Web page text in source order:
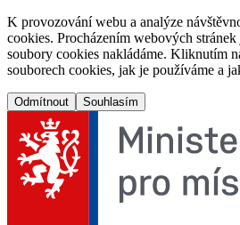
K provozování webu a analýze
cookies. Procházením webových
soubory cookies nakládáme. Kliknutím
souborech cookies, jak je používáme a
Odmítnout Souhlasím